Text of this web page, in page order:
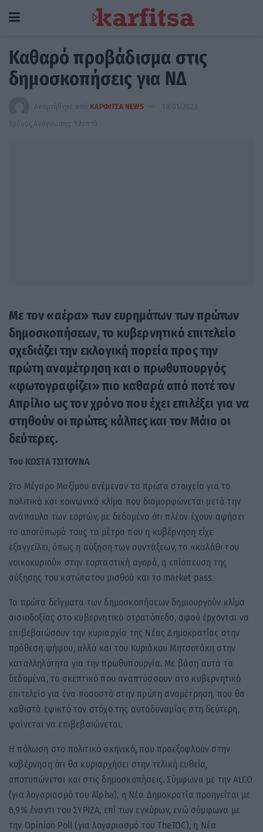
Καθαρό προβάδισμα στις
δημοσκοπήσεις για ΝΔ
Αναρτήθηκε από ΚΑΡΦΙΤΣΑ NEWS
19/01/2023
Χρόνος Ανάγνωσης: 1 λεπτό
Με τον «αέρα» των ευρημάτων των πρώτων
δημοσκοπήσεων, το κυβερνητικό επιτελείο
σχεδιάζει την εκλογική πορεία προς την
πρώτη αναμέτρηση και ο πρωθυπουργός
«φωτογραφίζει» πιο καθαρά από ποτέ τον
Απρίλιο ως τον χρόνο που έχει επιλέξει για να
στηθούν οι πρώτες κάλπες και τον Μάιο οι
δεύτερες.
Του ΚΩΣΤΑ ΤΣΙΤΟΥΝΑ
Στο Μέγαρο Μαξίμου ανέμεναν τα πρώτα στοιχεία για το
πολιτικό και κοινωνικό κλίμα που διαμορφώνεται μετά την
ανάπαυλα των εορτών, με δεδομένο ότι πλέον έχουν αφήσει
το αποτύπωμά τους τα μέτρα που η κυβέρνηση είχε
εξαγγείλει, όπως η αύξηση των συντάξεων, το «καλάθι του
νοικοκυριού» στην εορταστική αγορά, η επίσπευση της
αύξησης του κατώτατου μισθού και το market pass.
Τα πρώτα δείγματα των δημοσκοπήσεων δημιουργούν κλίμα
αισιοδοξίας στο κυβερνητικό στρατόπεδο, αφού έρχονται να
επιβεβαιώσουν την κυριαρχία της Νέας Δημοκρατίας στην
πρόθεση ψήφου, αλλά και του Κυριάκου Μητσοτάκη στην
καταλληλότητα για την πρωθυπουργία. Με βάση αυτά τα
δεδομένα, το σκεπτικό που αναπτύσσουν στο κυβερνητικό
επιτελείο για ένα ποσοστό στην πρώτη αναμέτρηση, που θα
καθιστά εφικτό τον στόχο της αυτοδυναμίας στη δεύτερη,
φαίνεται να επιβεβαιώνεται.
Η πόλωση στο πολιτικό σκηνικό, που προεξοφλούν στην
κυβέρνηση ότι θα κυριαρχήσει στην τελική ευθεία,
αποτυπώνεται και στις δημοσκοπήσεις. Σύμφωνα με την ALCO
(για λογαριασμό του Alpha), η Νέα Δημοκρατία προηγείται με
6,9% έναντι του ΣΥΡΙΖΑ, επί των εγκύρων, ενώ σύμφωνα με
την Opinion Poll (για λογαριασμό του TheTOC), η Νέα